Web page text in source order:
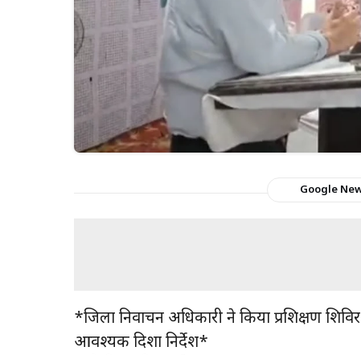
Google
*जिला निर्वाचन अधिकारी ने किया प्रशिक्षण
आवश्यक दिशा निर्देश*